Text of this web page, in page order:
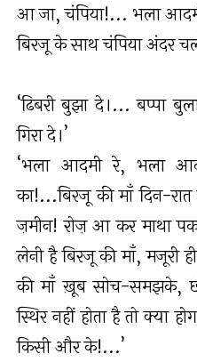
आ जा, चंपिया!... भला
बिरजू के साथ चंपिया अंदर
‘ढिबरी बुझा दे।... बप्पा
गिरा दे।’
‘भला आदमी रे, भला
का!...बिरजू की माँ दिन-
ज़मीन! रोज़ आ कर माथा
लेनी है बिरजू की माँ, मजूरी
की माँ ख़ूब सोच-समझके,
स्थिर नहीं होता है तो क्या
किसी और के!...’